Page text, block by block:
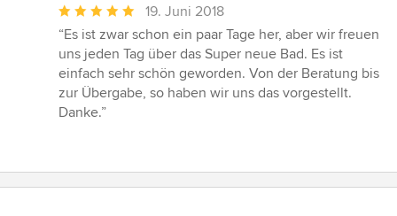
Durchschnittliche
Bewertung:
5
von
5
Sternen
19. Juni 2018
“Es ist zwar schon ein paar Tage her, aber wir freuen
uns jeden Tag über das Super neue Bad. Es ist
einfach sehr schön geworden. Von der Beratung bis
zur Übergabe, so haben wir uns das vorgestellt.
Danke.”